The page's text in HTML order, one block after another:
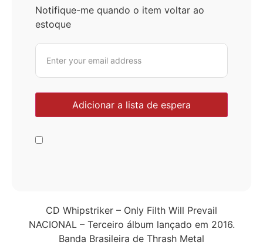
Notifique-me quando o item voltar ao
estoque
CD Whipstriker – Only Filth Will Prevail
NACIONAL – Terceiro álbum lançado em 2016.
Banda Brasileira de Thrash Metal